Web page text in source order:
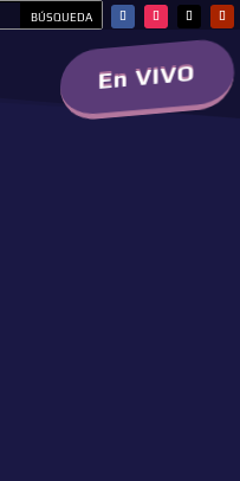
En VIVO